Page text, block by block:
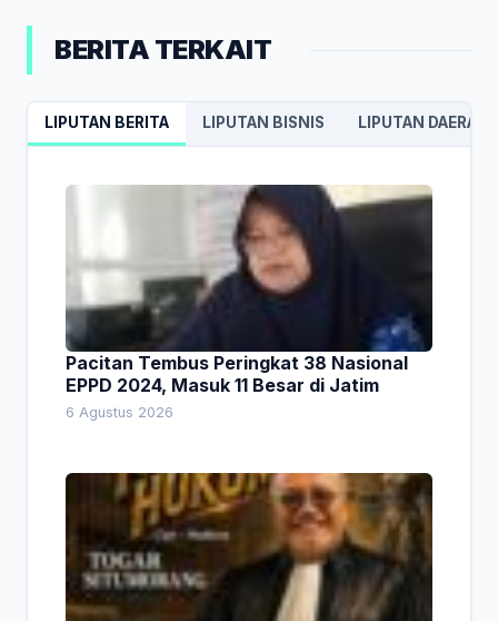
BERITA TERKAIT
LIPUTAN BERITA LIPUTAN BISNIS LIPUTAN DAERAH
Pacitan Tembus Peringkat 38 Nasional
EPPD 2024, Masuk 11 Besar di Jatim
6 Agustus 2026